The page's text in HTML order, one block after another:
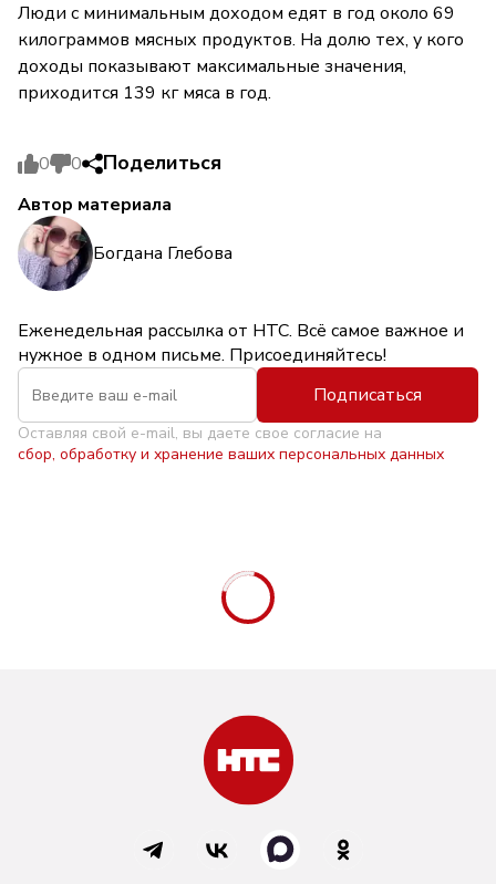
Люди с минимальным доходом едят в год около 69
килограммов мясных продуктов. На долю тех, у кого
доходы показывают максимальные значения,
приходится 139 кг мяса в год.
0 0 Поделиться
Автор материала
Богдана Глебова
Еженедельная рассылка от НТС. Всё самое важное и
нужное в одном письме. Присоединяйтесь!
Подписаться
Оставляя свой e-mail, вы даете свое согласие на
сбор, обработку и хранение ваших персональных данных